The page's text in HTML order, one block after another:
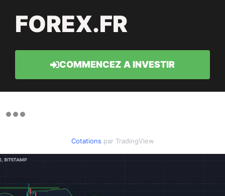
FOREX.FR
COMMENCEZ A INVESTIR
Cotations par TradingView